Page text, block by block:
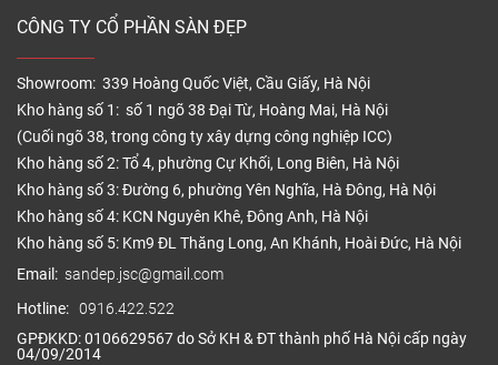
tạo độ cứng chắc cho sàn gỗ. Sử dụng thời gian dài
trong các điều kiện thời tiết thay đổi liên tục vẫn
không cong vênh, co ngót.
– Lớp cuối cùng được làm bằng polime tổng hợp có
tác dụng ngăn chặn sự thấm nước, hơi ẩm ngược từ
mặt nền lên sàn gỗ, chống ngấm nước cho sàn gỗ
Sàn gỗ Quickstep có hèm khóa chắc chắn vừa vặn
không thua kém sàn gỗ AlsaFloor hèm khóa có chốt
nhựa nên khi lắp đặt tạo nên được kết nối vững
chắc, tạo bề mặt phẳng nhẵn, lắp đặt nhanh giúp
tiết kiệm thời gian và chi phí.
CÔNG TY CỔ PHẦN SÀN ĐẸP
Showroom: 339 Hoàng Quốc Việt, Cầu Giấy, Hà Nội
Kho hàng số 1: số 1 ngõ 38 Đại Từ, Hoàng Mai, Hà Nội
(Cuối ngõ 38, trong công ty xây dựng công nghiệp ICC)
Kho hàng số 2: Tổ 4, phường Cự Khối, Long Biên, Hà Nội
Kho hàng số 3: Đường 6, phường Yên Nghĩa, Hà Đông, Hà Nội
Kho hàng số 4: KCN Nguyên Khê, Đông Anh, Hà Nội
Kho hàng số 5: Km9 ĐL Thăng Long, An Khánh, Hoài Đức, Hà Nội
Email: sandep.jsc@gmail.com
Hotline: 0916.422.522
GPĐKKD: 0106629567 do Sở KH & ĐT thành phố Hà Nội cấp ngày
04/09/2014